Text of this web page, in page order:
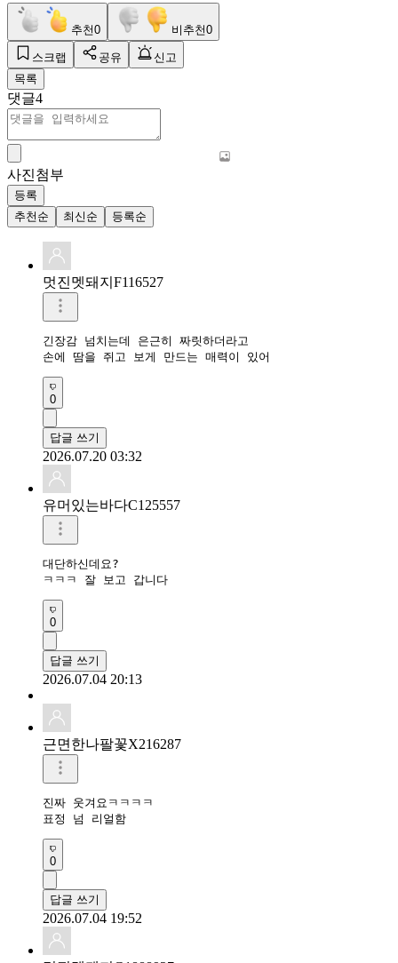
추천0 비추천0
스크랩 공유
신고
목록
댓글4
사진첨부
등록
추천순
최신순 등록순
멋진멧돼지F116527
긴장감 넘치는데 은근히 짜릿하더라고
손에 땀을 쥐고 보게 만드는 매력이 있어
0
답글 쓰기
2026.07.20 03:32
유머있는바다C125557
대단하신데요?
ㅋㅋㅋ 잘 보고 갑니다
0
답글 쓰기
2026.07.04 20:13
근면한나팔꽃X216287
진짜 웃겨요ㅋㅋㅋㅋ
표정 넘 리얼함
0
답글 쓰기
2026.07.04 19:52